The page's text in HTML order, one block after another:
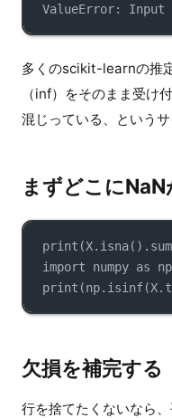
ValueError:
多くのscikit-learnの推
（inf）をそのまま受け
混じっている、というサ
まずどこに
print (X. isna(). sum
import numpy as np
print (np. isinf(X.
欠損を補完する
行を捨てたくないなら